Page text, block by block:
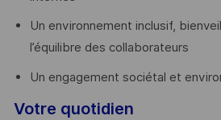
Un environnement inclusif,
l’équilibre des collaborateurs
Un engagement sociétal et
Votre quotidien